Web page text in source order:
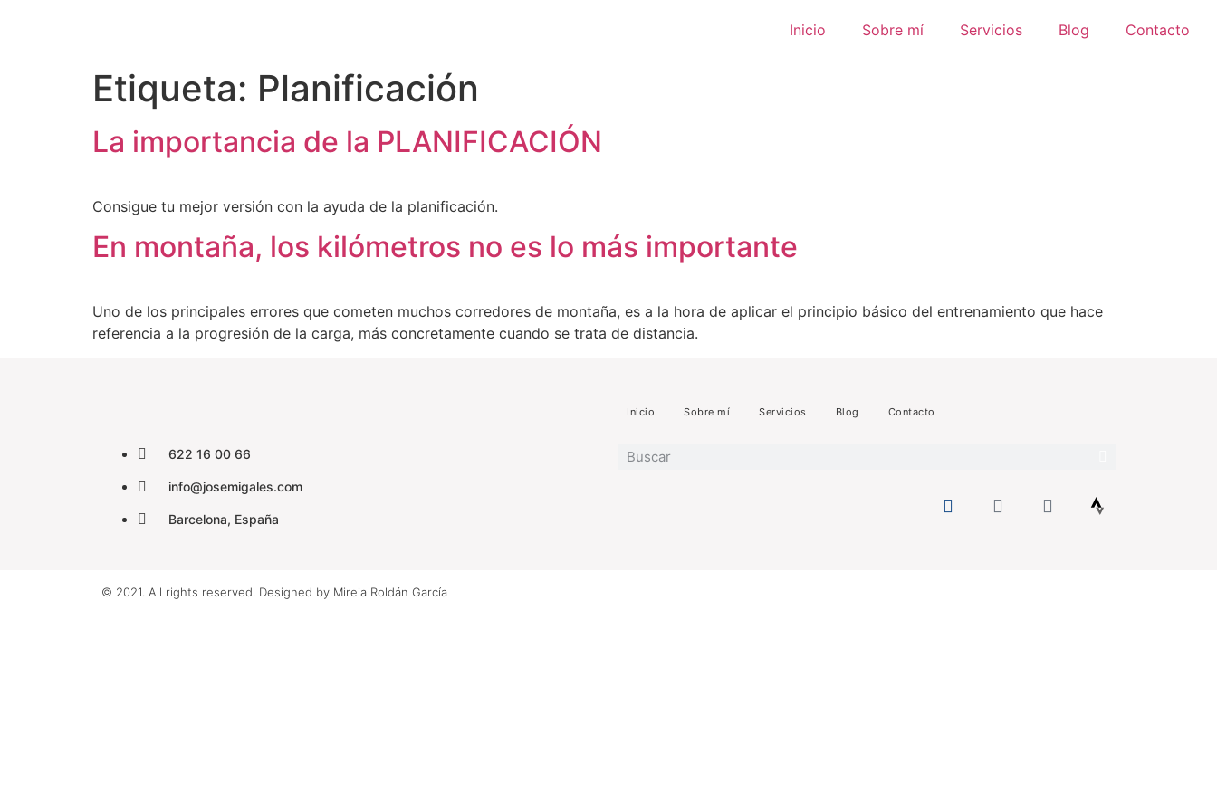
Inicio Sobre mí Servicios Blog Contacto
Etiqueta: Planificación
La importancia de la PLANIFICACIÓN
Consigue tu mejor versión con la ayuda de la planificación.
En montaña, los kilómetros no es lo más importante
Uno de los principales errores que cometen muchos corredores de montaña, es a la hora de aplicar el principio básico del entrenamiento que hace
referencia a la progresión de la carga, más concretamente cuando se trata de distancia.
622 16 00 66
info@josemigales.com
Barcelona, España
Inicio Sobre mí Servicios Blog Contacto
© 2021. All rights reserved. Designed by Mireia Roldán García